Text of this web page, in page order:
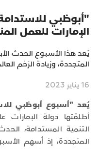
الإمارات للعمل
يُعد هذا الأسبوع الحدث
المتجددة، وزيادة الزخم
16 يناير 2023
يُعد "أسبوع أبوظبي
التنمية المستدامة،